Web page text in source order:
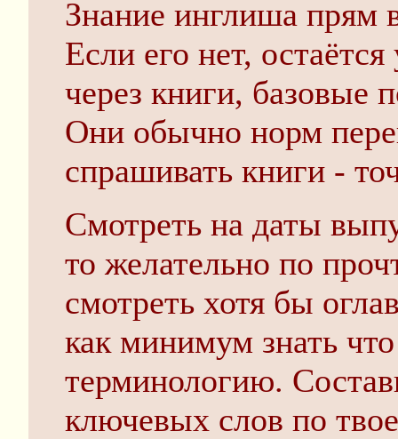
Знание инглиша прям
Если его нет,
через книги, базовые
Они обычно норм
спрашивать книги -
Смотреть на даты
то желательно по
смотреть хотя бы
как минимум знать
терминологию.
ключевых слов по